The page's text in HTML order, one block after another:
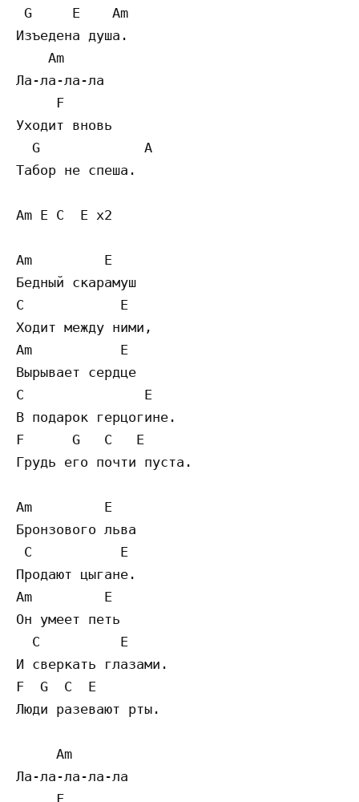
G     E    Am
Изъедена душа.
    Am
Ла-ла-ла-ла
     F
Уходит вновь
  G             A
Табор не спеша.
Am E C  E x2
Am         E
Бедный скарамуш
C            E
Ходит между ними,
Am           E
Вырывает сердце
C               E
В подарок герцогине.
F      G   C   E
Грудь его почти пуста.
Am         E
Бронзового льва
C           E
Продают цыгане.
Am         E
Он умеет петь
  C          E
И сверкать глазами.
F  G  C  E
Люди разевают рты.
     Am
Ла-ла-ла-ла-ла